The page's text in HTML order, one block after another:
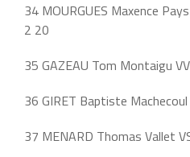
34 MOURGUES Maxence
2 20
35 GAZEAU Tom Montaigu
36 GIRET Baptiste
37 MENARD Thomas Vallet